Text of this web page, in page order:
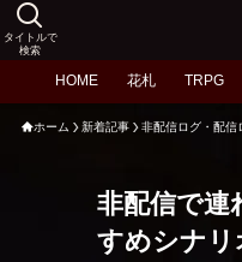
タイトルで
検索
HOME 花札 TRPG
ホーム 新着記事 非配信ログ・配信
非配信で連
すめシナ